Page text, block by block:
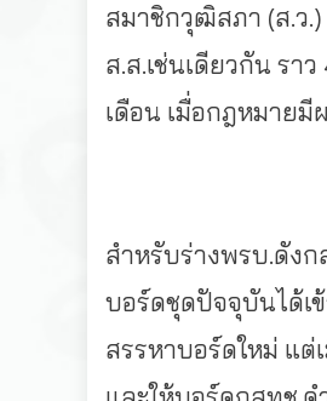
สมาชิกวุฒิสภา (ส.ว
ส.ส.เช่นเดียวกัน รา
เดือน เมื่อกฎหมายมี
สำหรับร่างพรบ.ดังก
บอร์ดชุดปัจจุบันได้เ
สรรหาบอร์ดใหม่ แต่